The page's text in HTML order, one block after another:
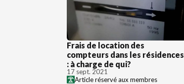
Frais de location des
compteurs dans les résidences
: à charge de qui?
17 sept. 2021
Article réservé aux membres